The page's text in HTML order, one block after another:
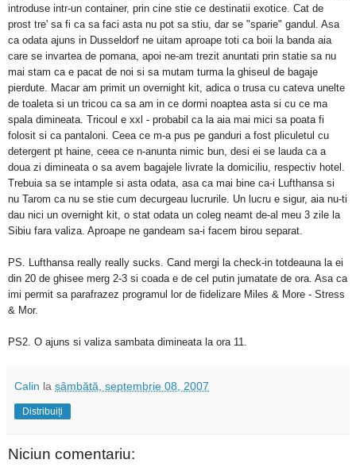
introduse intr-un container, prin cine stie ce destinatii exotice. Cat de
prost tre' sa fi ca sa faci asta nu pot sa stiu, dar se "sparie" gandul. Asa
ca odata ajuns in Dusseldorf ne uitam aproape toti ca boii la banda aia
care se invartea de pomana, apoi ne-am trezit anuntati prin statie sa nu
mai stam ca e pacat de noi si sa mutam turma la ghiseul de bagaje
pierdute. Macar am primit un overnight kit, adica o trusa cu cateva unelte
de toaleta si un tricou ca sa am in ce dormi noaptea asta si cu ce ma
spala dimineata. Tricoul e xxl - probabil ca la aia mai mici sa poata fi
folosit si ca pantaloni. Ceea ce m-a pus pe ganduri a fost pliculetul cu
detergent pt haine, ceea ce n-anunta nimic bun, desi ei se lauda ca a
doua zi dimineata o sa avem bagajele livrate la domiciliu, respectiv hotel.
Trebuia sa se intample si asta odata, asa ca mai bine ca-i Lufthansa si
nu Tarom ca nu se stie cum decurgeau lucrurile. Un lucru e sigur, aia nu-ti
dau nici un overnight kit, o stat odata un coleg neamt de-al meu 3 zile la
Sibiu fara valiza. Aproape ne gandeam sa-i facem birou separat.
PS. Lufthansa really really sucks. Cand mergi la check-in totdeauna la ei
din 20 de ghisee merg 2-3 si coada e de cel putin jumatate de ora. Asa ca
imi permit sa parafrazez programul lor de fidelizare Miles & More - Stress
& Mor.
PS2. O ajuns si valiza sambata dimineata la ora 11.
Calin la sâmbătă, septembrie 08, 2007
Distribuiți
Niciun comentariu: